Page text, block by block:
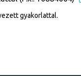
gyakorlattal.